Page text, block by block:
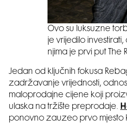
Ovo su luksuzne
je vrijedilo investirati,
njima je prvi put The
Jedan od ključnih fokusa
zadržavanje vrijednosti,
maloprodajne cijene koji
ulaska na tržište preprodaje.
ponovno zauzeo prvo mjesto